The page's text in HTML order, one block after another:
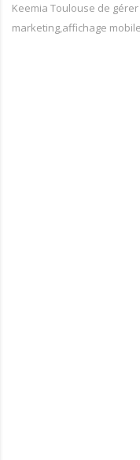
Keemia Toulouse de
marketing,affichage